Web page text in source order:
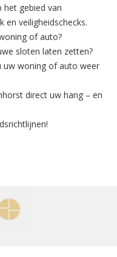
het gebied van
en veiligheidschecks.
of auto?
sloten laten zetten?
uw woning of auto weer
direct uw hang – en